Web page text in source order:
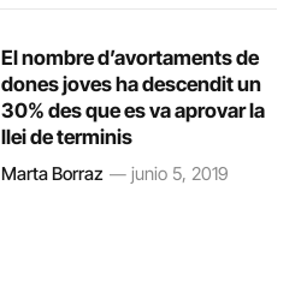
El nombre d’avortaments de
dones joves ha descendit un
30% des que es va aprovar la
llei de terminis
Marta Borraz junio 5, 2019